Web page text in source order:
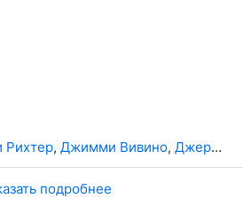
Рихтер, Джимми Вивино, Джерри Вивино
подробнее